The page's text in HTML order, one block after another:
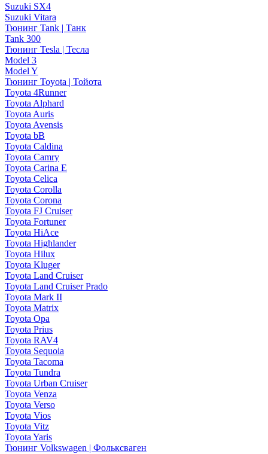
Suzuki SX4
Suzuki Vitara
Тюнинг Tank | Танк
Tank 300
Тюнинг Tesla | Тесла
Model 3
Model Y
Тюнинг Toyota | Тойота
Toyota 4Runner
Toyota Alphard
Toyota Auris
Toyota Avensis
Toyota bB
Toyota Caldina
Toyota Camry
Toyota Carina E
Toyota Celica
Toyota Corolla
Toyota Corona
Toyota FJ Cruiser
Toyota Fortuner
Toyota HiAce
Toyota Highlander
Toyota Hilux
Toyota Kluger
Toyota Land Cruiser
Toyota Land Cruiser Prado
Toyota Mark II
Toyota Matrix
Toyota Opa
Toyota Prius
Toyota RAV4
Toyota Sequoia
Toyota Tacoma
Toyota Tundra
Toyota Urban Cruiser
Toyota Venza
Toyota Verso
Toyota Vios
Toyota Vitz
Toyota Yaris
Тюнинг Volkswagen | Фольксваген